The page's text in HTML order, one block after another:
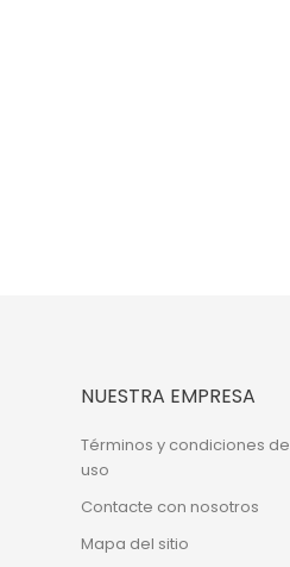
NUESTRA EMPRESA
Términos y condiciones de
uso
Contacte con nosotros
Mapa del sitio